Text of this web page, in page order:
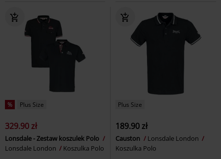
% Plus Size
329.90 zł
Lonsdale - Zestaw koszulek Polo
Lonsdale London
Koszulka Polo
Plus Size
189.90 zł
Causton
Lonsdale London
Koszulka Polo